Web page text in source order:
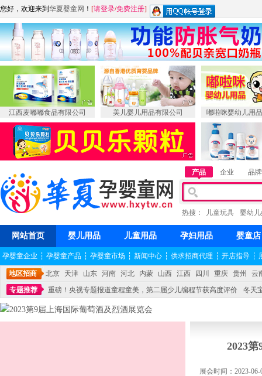
您好，欢迎来到 华夏婴童网 ！ [请登录/免费注册]
江西麦嘟嘟食品有限公司 美儿婴儿用品有限公司 嘟啦咪婴幼儿用
产品 企业 品牌
热搜： 儿童玩具 婴幼
网站首页 婴儿用品 儿童用品 孕妇用品 婴童店
孕婴童企业 ┆ 孕婴童产品 ┆ 孕婴童市场 ┆ 新闻中心 ┆ 供求招商代理 ┆ 开店指导 ┆
地区招商 北京 天津 山东 河南 河北 内蒙 山西 江西 四川 重庆 贵州
云
专题推荐
重磅！央视专题报道童程童美，第二届少儿编程节获高度评价
冬天
不能再单纯地销售产品,而要向增强服务转型,毕竟母婴产品比较特殊。”
2023
展会时间：2023-06-